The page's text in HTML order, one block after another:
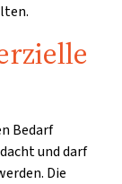
Bedarf
und darf
Die